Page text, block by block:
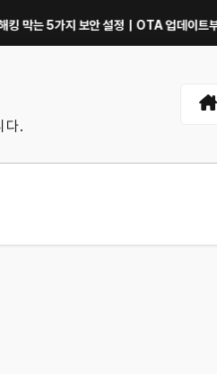
보안 설정｜OTA 업데이트부터 디지털 키
다.